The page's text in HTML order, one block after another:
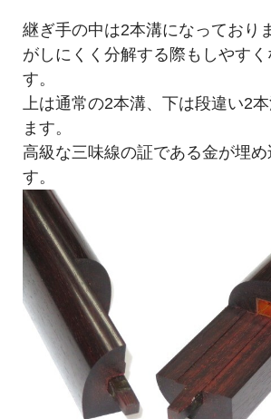
継ぎ手の中は2本溝になっており
がしにくく分解する際もしやすく
す。
上は通常の2本溝、下は段違い2
ます。
高級な三味線の証である金が埋め
す。